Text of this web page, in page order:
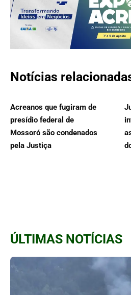
Notícias
Acreanos que fugiram de
presídio federal de
Mossoró são condenados
pela Justiça
ÚLTIMAS NOTÍCIAS